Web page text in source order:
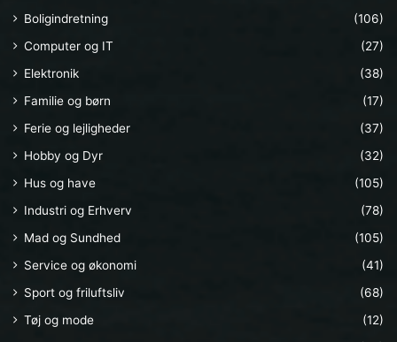
Boligindretning
(106)
Computer og IT
(27)
Elektronik
(38)
Familie og børn
(17)
Ferie og lejligheder
(37)
Hobby og Dyr
(32)
Hus og have
(105)
Industri og Erhverv
(78)
Mad og Sundhed
(105)
Service og økonomi
(41)
Sport og friluftsliv
(68)
Tøj og mode
(12)